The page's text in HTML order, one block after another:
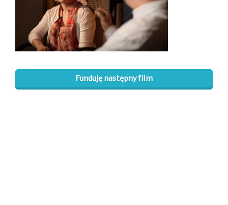
PARTNERZY
NEWSLETTER
DLA MEDIÓW
Funduję następny film